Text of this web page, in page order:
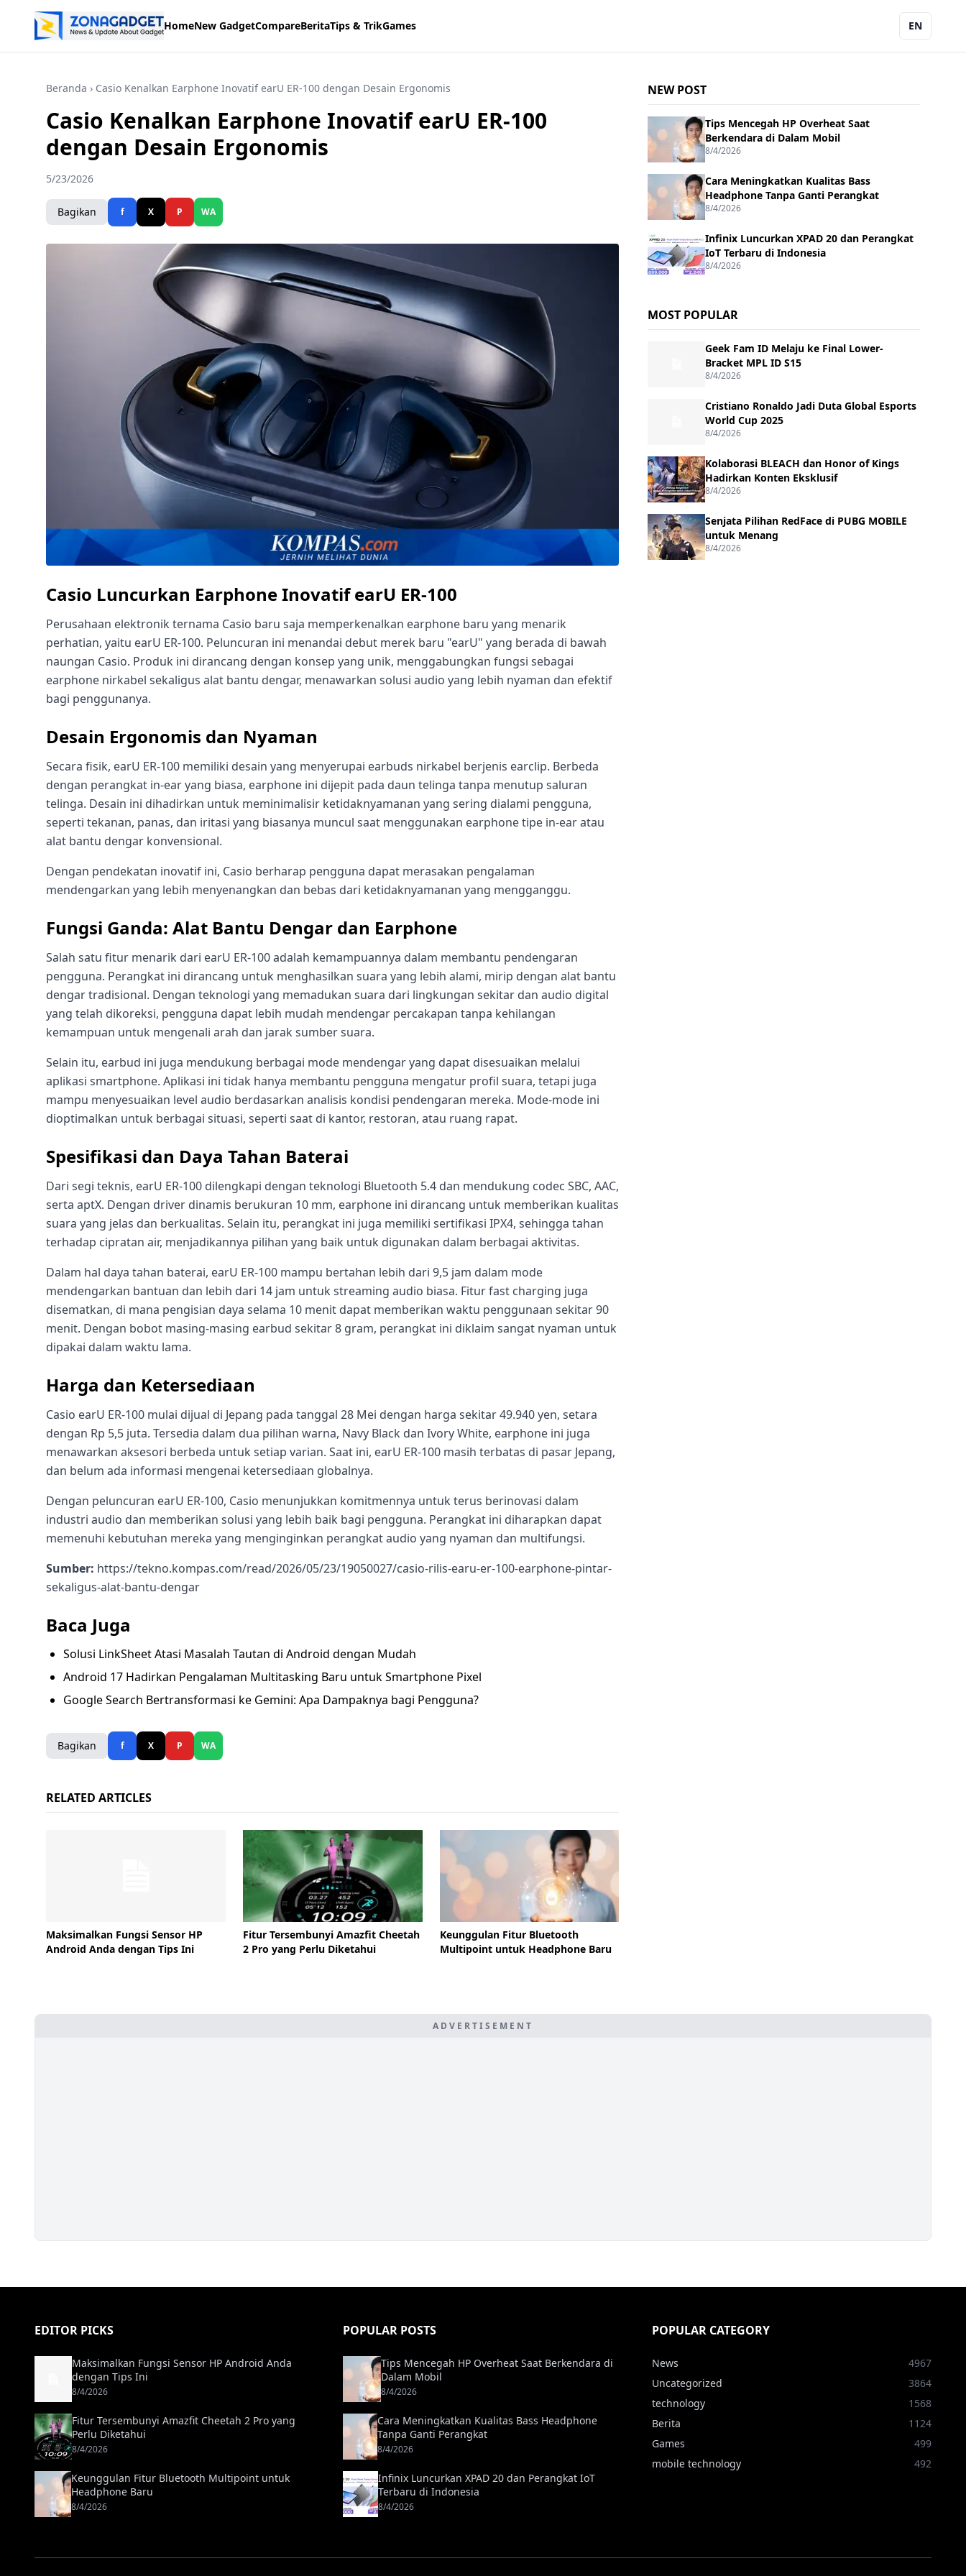
HomeNew GadgetCompareBeritaTips & TrikGames EN
Beranda › Casio Kenalkan Earphone Inovatif earU ER-100 dengan Desain Ergonomis
Casio Kenalkan Earphone Inovatif earU ER-100
dengan Desain Ergonomis
5/23/2026
Bagikan f X P WA
Casio Luncurkan Earphone Inovatif earU ER-100
Perusahaan elektronik ternama Casio baru saja memperkenalkan earphone baru yang menarik
perhatian, yaitu earU ER-100. Peluncuran ini menandai debut merek baru "earU" yang berada di bawah
naungan Casio. Produk ini dirancang dengan konsep yang unik, menggabungkan fungsi sebagai
earphone nirkabel sekaligus alat bantu dengar, menawarkan solusi audio yang lebih nyaman dan efektif
bagi penggunanya.
Desain Ergonomis dan Nyaman
Secara fisik, earU ER-100 memiliki desain yang menyerupai earbuds nirkabel berjenis earclip. Berbeda
dengan perangkat in-ear yang biasa, earphone ini dijepit pada daun telinga tanpa menutup saluran
telinga. Desain ini dihadirkan untuk meminimalisir ketidaknyamanan yang sering dialami pengguna,
seperti tekanan, panas, dan iritasi yang biasanya muncul saat menggunakan earphone tipe in-ear atau
alat bantu dengar konvensional.
Dengan pendekatan inovatif ini, Casio berharap pengguna dapat merasakan pengalaman
mendengarkan yang lebih menyenangkan dan bebas dari ketidaknyamanan yang mengganggu.
Fungsi Ganda: Alat Bantu Dengar dan Earphone
Salah satu fitur menarik dari earU ER-100 adalah kemampuannya dalam membantu pendengaran
pengguna. Perangkat ini dirancang untuk menghasilkan suara yang lebih alami, mirip dengan alat bantu
dengar tradisional. Dengan teknologi yang memadukan suara dari lingkungan sekitar dan audio digital
yang telah dikoreksi, pengguna dapat lebih mudah mendengar percakapan tanpa kehilangan
kemampuan untuk mengenali arah dan jarak sumber suara.
Selain itu, earbud ini juga mendukung berbagai mode mendengar yang dapat disesuaikan melalui
aplikasi smartphone. Aplikasi ini tidak hanya membantu pengguna mengatur profil suara, tetapi juga
mampu menyesuaikan level audio berdasarkan analisis kondisi pendengaran mereka. Mode-mode ini
dioptimalkan untuk berbagai situasi, seperti saat di kantor, restoran, atau ruang rapat.
Spesifikasi dan Daya Tahan Baterai
Dari segi teknis, earU ER-100 dilengkapi dengan teknologi Bluetooth 5.4 dan mendukung codec SBC, AAC,
serta aptX. Dengan driver dinamis berukuran 10 mm, earphone ini dirancang untuk memberikan kualitas
suara yang jelas dan berkualitas. Selain itu, perangkat ini juga memiliki sertifikasi IPX4, sehingga tahan
terhadap cipratan air, menjadikannya pilihan yang baik untuk digunakan dalam berbagai aktivitas.
Dalam hal daya tahan baterai, earU ER-100 mampu bertahan lebih dari 9,5 jam dalam mode
mendengarkan bantuan dan lebih dari 14 jam untuk streaming audio biasa. Fitur fast charging juga
disematkan, di mana pengisian daya selama 10 menit dapat memberikan waktu penggunaan sekitar 90
menit. Dengan bobot masing-masing earbud sekitar 8 gram, perangkat ini diklaim sangat nyaman untuk
dipakai dalam waktu lama.
Harga dan Ketersediaan
Casio earU ER-100 mulai dijual di Jepang pada tanggal 28 Mei dengan harga sekitar 49.940 yen, setara
dengan Rp 5,5 juta. Tersedia dalam dua pilihan warna, Navy Black dan Ivory White, earphone ini juga
menawarkan aksesori berbeda untuk setiap varian. Saat ini, earU ER-100 masih terbatas di pasar Jepang,
dan belum ada informasi mengenai ketersediaan globalnya.
Dengan peluncuran earU ER-100, Casio menunjukkan komitmennya untuk terus berinovasi dalam
industri audio dan memberikan solusi yang lebih baik bagi pengguna. Perangkat ini diharapkan dapat
memenuhi kebutuhan mereka yang menginginkan perangkat audio yang nyaman dan multifungsi.
Sumber: https://tekno.kompas.com/read/2026/05/23/19050027/casio-rilis-earu-er-100-earphone-pintar-
sekaligus-alat-bantu-dengar
Baca Juga
Solusi LinkSheet Atasi Masalah Tautan di Android dengan Mudah
Android 17 Hadirkan Pengalaman Multitasking Baru untuk Smartphone Pixel
Google Search Bertransformasi ke Gemini: Apa Dampaknya bagi Pengguna?
Bagikan f X P WA
RELATED ARTICLES
Maksimalkan Fungsi Sensor HP
Android Anda dengan Tips Ini
Fitur Tersembunyi Amazfit Cheetah
2 Pro yang Perlu Diketahui
Keunggulan Fitur Bluetooth
Multipoint untuk Headphone Baru
NEW POST
Tips Mencegah HP Overheat Saat
Berkendara di Dalam Mobil
8/4/2026
Cara Meningkatkan Kualitas Bass
Headphone Tanpa Ganti Perangkat
8/4/2026
Infinix Luncurkan XPAD 20 dan Perangkat
IoT Terbaru di Indonesia
8/4/2026
MOST POPULAR
Geek Fam ID Melaju ke Final Lower-
Bracket MPL ID S15
8/4/2026
Cristiano Ronaldo Jadi Duta Global Esports
World Cup 2025
8/4/2026
Kolaborasi BLEACH dan Honor of Kings
Hadirkan Konten Eksklusif
8/4/2026
Senjata Pilihan RedFace di PUBG MOBILE
untuk Menang
8/4/2026
ADVERTISEMENT
EDITOR PICKS
Maksimalkan Fungsi Sensor HP Android Anda
dengan Tips Ini
8/4/2026
Fitur Tersembunyi Amazfit Cheetah 2 Pro yang
Perlu Diketahui
8/4/2026
Keunggulan Fitur Bluetooth Multipoint untuk
Headphone Baru
8/4/2026
POPULAR POSTS
Tips Mencegah HP Overheat Saat Berkendara di
Dalam Mobil
8/4/2026
Cara Meningkatkan Kualitas Bass Headphone
Tanpa Ganti Perangkat
8/4/2026
Infinix Luncurkan XPAD 20 dan Perangkat IoT
Terbaru di Indonesia
8/4/2026
POPULAR CATEGORY
News
4967
Uncategorized
3864
technology
1568
Berita
1124
Games
499
mobile technology
492